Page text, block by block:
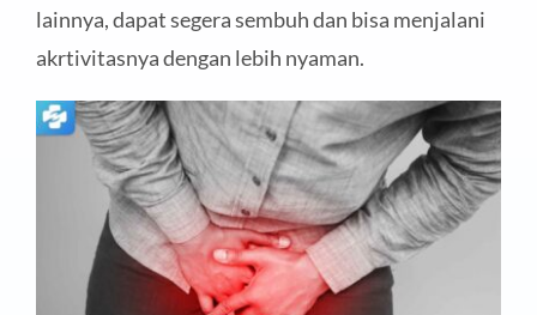
lainnya, dapat segera sembuh dan bisa menjalani
akrtivitasnya dengan lebih nyaman.